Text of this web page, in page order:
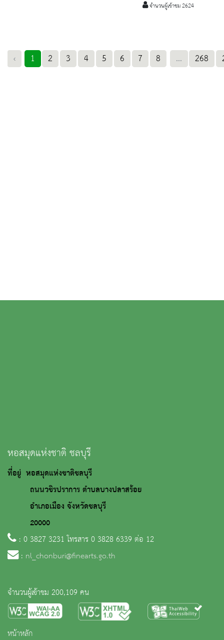
จำนวนผู้เข้าชม 2624
‹ 1 2 3 4 5 6 7 8 ... 268
หอสมุดแห่งชาติ ชลบุรี
ที่อยู่ หอสมุดแห่งชาติชลบุรี
ถนนวชิรปราการ ตำบลบางปลาสร้อย
อำเภอเมือง จังหวัดชลบุรี
20000
: 0 3827 3231 โทรสาร 0 3828 6339 ต่อ 12
: nl_chonburi@finearts.go.th
จำนวนผู้เข้าชม 200,109 คน
หน้าหลัก